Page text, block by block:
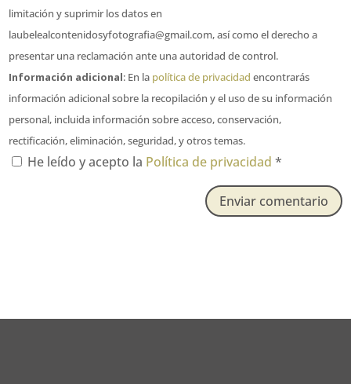
limitación y suprimir los datos en
laubelealcontenidosyfotografia@gmail.com, así como el derecho a
presentar una reclamación ante una autoridad de control.
Información adicional: En la política de privacidad encontrarás
información adicional sobre la recopilación y el uso de su información
personal, incluida información sobre acceso, conservación,
rectificación, eliminación, seguridad, y otros temas.
He leído y acepto la Política de privacidad*
Enviar comentario